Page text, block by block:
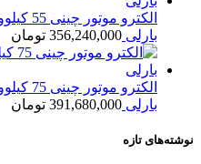
بارلی 356,240,000 تومان
بارلی 391,680,000 تومان
نوشته‌های تازه